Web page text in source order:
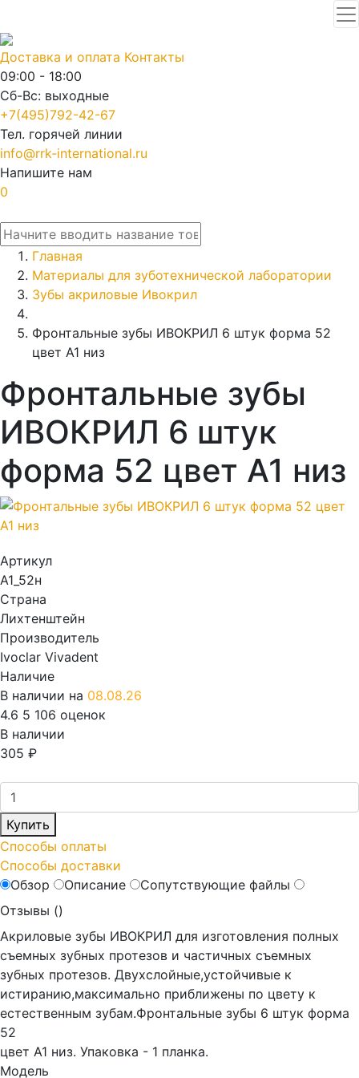
Доставка и оплата Контакты
09:00 - 18:00
Сб-Вс: выходные
+7(495)792-42-67
Тел. горячей линии
info@rrk-international.ru
Напишите нам
0
Главная
Материалы для зуботехнической лаборатории
Зубы акриловые Ивокрил
Фронтальные зубы ИВОКРИЛ 6 штук форма 52
цвет А1 низ
Фронтальные зубы
ИВОКРИЛ 6 штук
форма 52 цвет А1 низ
Артикул
А1_52н
Страна
Лихтенштейн
Производитель
Ivoclar Vivadent
Наличие
В наличии на 08.08.26
4.6 5 106 оценок
В наличии
305 ₽
Купить
Способы оплаты
Способы доставки
Обзор
Описание
Сопутствующие файлы
Отзывы ()
Акриловые зубы ИВОКРИЛ для изготовления полных
съемных зубных протезов и частичных съемных
зубных протезов. Двухслойные,устойчивые к
истиранию,максимально приближены по цвету к
естественным зубам.Фронтальные зубы 6 штук форма
52
цвет А1 низ. Упаковка - 1 планка.
Модель